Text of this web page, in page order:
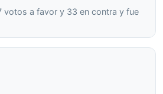
votos a favor y 33 en contra y fue